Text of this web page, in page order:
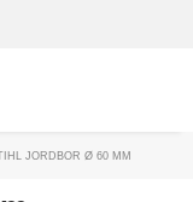
JORDBOR Ø 60 MM